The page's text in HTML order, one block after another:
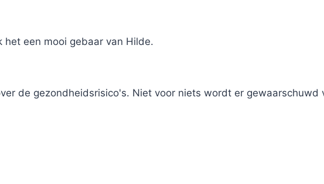
een mooi gebaar van Hilde.
de gezondheidsrisico's. Niet voor niets wordt er gewaarschuwd